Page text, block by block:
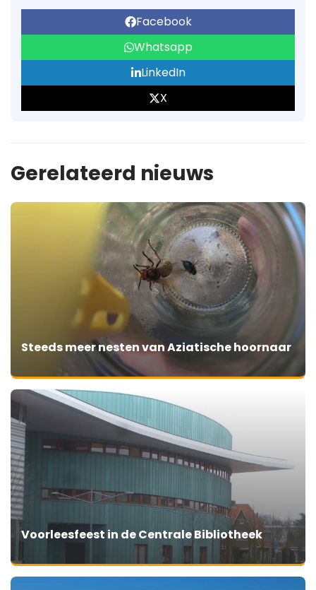
Facebook
Whatsapp
LinkedIn
X
Gerelateerd nieuws
Steeds meer nesten van Aziatische hoornaar
Voorleesfeest in de Centrale Bibliotheek